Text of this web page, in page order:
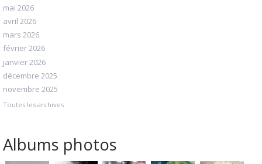
mai 2026
avril 2026
mars 2026
février 2026
janvier 2026
décembre 2025
novembre 2025
Toutes les archives
Albums photos